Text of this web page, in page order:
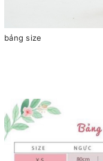
bảng size